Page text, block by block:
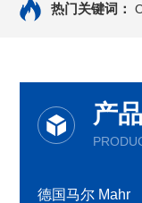
热门关键词：
产
德国马尔 Mahr